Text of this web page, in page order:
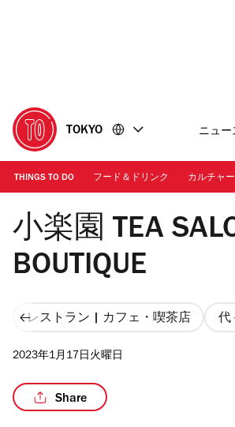
に
移
動
移
動
TOKYO ニュー
THINGS TO DO フード＆ドリンク カルチャー
Photo: Kisa Toyoshima | 「富士山 （春）
小楽園 TEA
BOUTIQUE
レストラン | カフェ・喫茶店 代
2023年1月17日火曜日
Share